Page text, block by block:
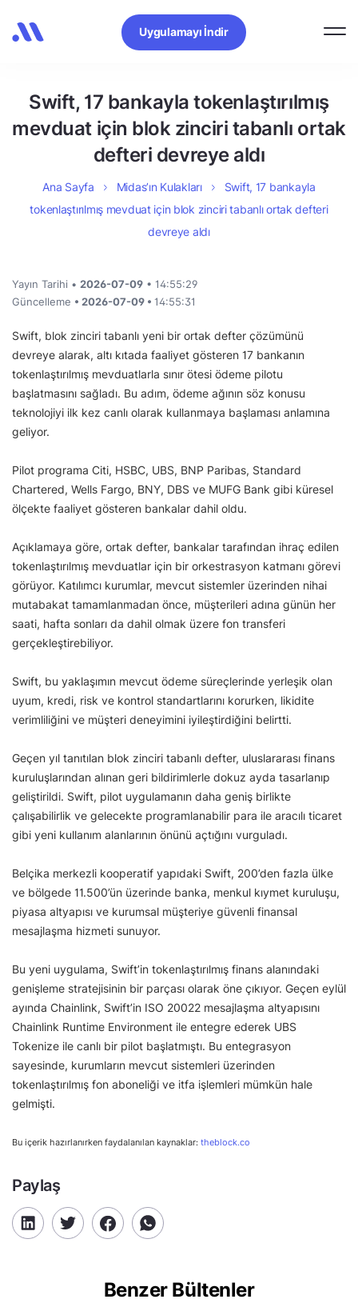
Uygulamayı İndir
Swift, 17 bankayla tokenlaştırılmış
mevduat için blok zinciri tabanlı ortak
defteri devreye aldı
Ana Sayfa Midas’ın Kulakları
Swift, 17 bankayla
tokenlaştırılmış mevduat için blok zinciri tabanlı ortak defteri
devreye aldı
Yayın Tarihi • 2026-07-09 • 14:55:29
Güncelleme • 2026-07-09 • 14:55:31
Swift, blok zinciri tabanlı yeni bir ortak defter çözümünü
devreye alarak, altı kıtada faaliyet gösteren 17 bankanın
tokenlaştırılmış mevduatlarla sınır ötesi ödeme pilotu
başlatmasını sağladı. Bu adım, ödeme ağının söz konusu
teknolojiyi ilk kez canlı olarak kullanmaya başlaması anlamına
geliyor.
Pilot programa Citi, HSBC, UBS, BNP Paribas, Standard
Chartered, Wells Fargo, BNY, DBS ve MUFG Bank gibi küresel
ölçekte faaliyet gösteren bankalar dahil oldu.
Açıklamaya göre, ortak defter, bankalar tarafından ihraç edilen
tokenlaştırılmış mevduatlar için bir orkestrasyon katmanı görevi
görüyor. Katılımcı kurumlar, mevcut sistemler üzerinden nihai
mutabakat tamamlanmadan önce, müşterileri adına günün her
saati, hafta sonları da dahil olmak üzere fon transferi
gerçekleştirebiliyor.
Swift, bu yaklaşımın mevcut ödeme süreçlerinde yerleşik olan
uyum, kredi, risk ve kontrol standartlarını korurken, likidite
verimliliğini ve müşteri deneyimini iyileştirdiğini belirtti.
Geçen yıl tanıtılan blok zinciri tabanlı defter, uluslararası finans
kuruluşlarından alınan geri bildirimlerle dokuz ayda tasarlanıp
geliştirildi. Swift, pilot uygulamanın daha geniş birlikte
çalışabilirlik ve gelecekte programlanabilir para ile aracılı ticaret
gibi yeni kullanım alanlarının önünü açtığını vurguladı.
Belçika merkezli kooperatif yapıdaki Swift, 200’den fazla ülke
ve bölgede 11.500’ün üzerinde banka, menkul kıymet kuruluşu,
piyasa altyapısı ve kurumsal müşteriye güvenli finansal
mesajlaşma hizmeti sunuyor.
Bu yeni uygulama, Swift’in tokenlaştırılmış finans alanındaki
genişleme stratejisinin bir parçası olarak öne çıkıyor. Geçen eylül
ayında Chainlink, Swift’in ISO 20022 mesajlaşma altyapısını
Chainlink Runtime Environment ile entegre ederek UBS
Tokenize ile canlı bir pilot başlatmıştı. Bu entegrasyon
sayesinde, kurumların mevcut sistemleri üzerinden
tokenlaştırılmış fon aboneliği ve itfa işlemleri mümkün hale
gelmişti.
Bu içerik hazırlanırken faydalanılan kaynaklar: theblock.co
Paylaş
Benzer Bültenler